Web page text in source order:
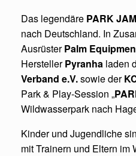
Das legendäre PARK JAM
nach Deutschland. In
AusrüsterPalm
HerstellerPyranha laden
Verband e.V.sowie der
Park & Play-Session „
Wildwasserpark nach
Kinder und Jugendliche
mit Trainern und Eltern im